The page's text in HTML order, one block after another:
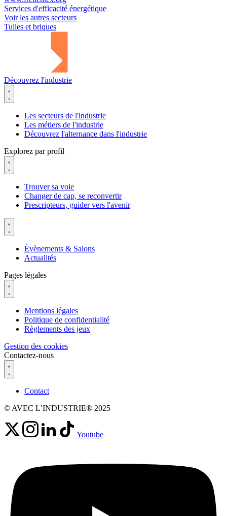
Services d'efficacité énergétique
Voir les autres secteurs
Tuiles et briques
Découvrez l'industrie
Les secteurs de l'industrie
Les métiers de l'industrie
Découvrez l'alternance dans l'industrie
Explorez par profil
Trouver sa voie
Changer de cap, se reconvertir
Prescripteurs, guider vers l'avenir
Évènements & Salons
Actualités
Pages légales
Mentions légales
Politique de confidentialité
Règlements des jeux
Gestion des cookies
Contactez-nous
Contact
© AVEC L’INDUSTRIE® 2025
Youtube